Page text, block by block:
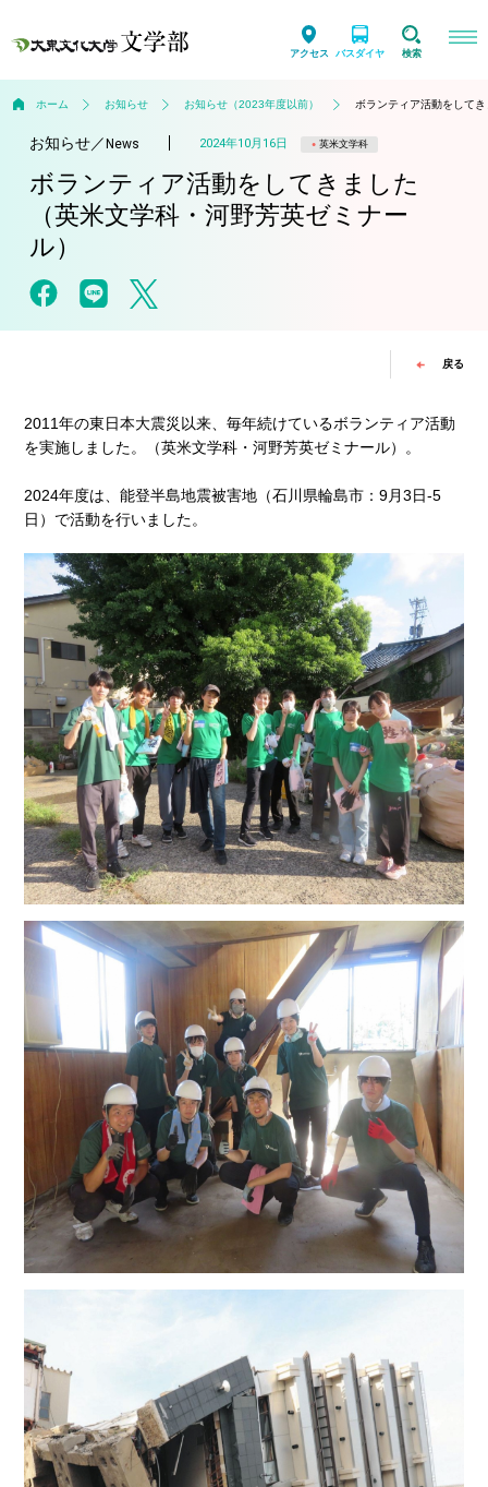
アクセス バスダイヤ 検索
ホーム お知らせ お知らせ（2023年度以前） ボランティア活動をして
お知らせ／ News 2024年10月16日 英米文学科
ボランティア活動をしてきました
（英米文学科・河野芳英ゼミナー
ル）
戻る
2011年の東日本大震災以来、毎年続けているボランティア活動
を実施しました。（英米文学科・河野芳英ゼミナール）。
2024年度は、能登半島地震被害地（石川県輪島市：9月3日-5
日）で活動を行いました。